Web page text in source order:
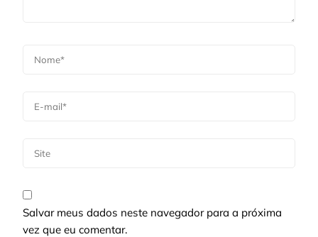
Salvar meus dados neste navegador para a próxima
vez que eu comentar.